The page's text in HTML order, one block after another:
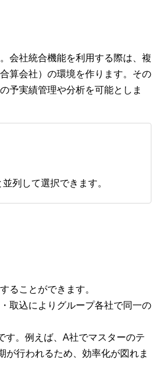
会社統合機能を利用する際は、複
算会社）の環境を作ります。その
予実績管理や分析を可能としま
列して選択できます。
ることができます。
取込によりグループ各社で同一の
す。例えば、A社でマスターのテ
行われるため、効率化が図れま